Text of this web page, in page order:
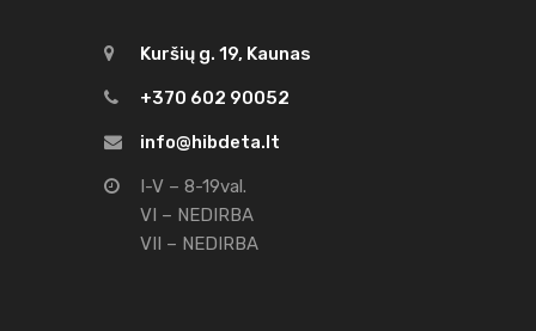
Kuršių g. 19, Kaunas
+370 602 90052
info@hibdeta.lt
I-V – 8-19val.
VI – NEDIRBA
VII – NEDIRBA